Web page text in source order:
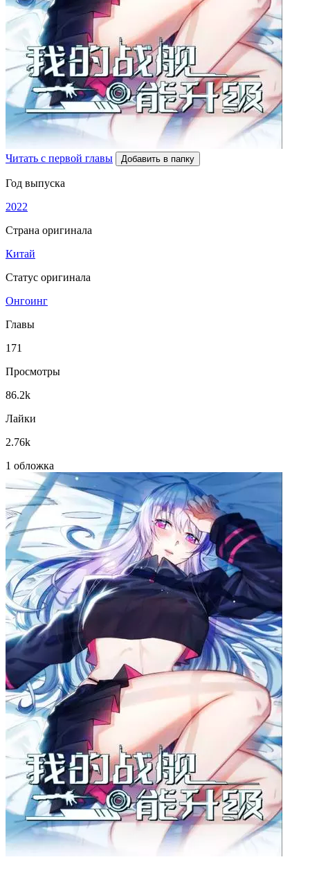
Читать с первой главы Добавить в папку
Год выпуска
2022
Страна оригинала
Китай
Статус оригинала
Онгоинг
Главы
171
Просмотры
86.2k
Лайки
2.76k
1 обложка